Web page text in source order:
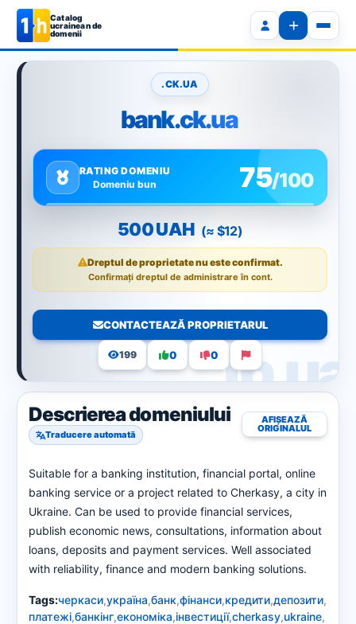
Catalog
ucrainean de
domenii
.CK.UA
bank.ck.ua
RATING DOMENIU
Domeniu bun
75/100
500 UAH (≈ $12)
Dreptul de proprietate nu este confirmat.
Confirmați dreptul de administrare în cont.
CONTACTEAZĂ PROPRIETARUL
199 0 0
Descrierea domeniului
Traducere automată
AFIȘEAZĂ
ORIGINALUL
Suitable for a banking institution, financial portal, online
banking service or a project related to Cherkasy, a city in
Ukraine. Can be used to provide financial services,
publish economic news, consultations, information about
loans, deposits and payment services. Well associated
with reliability, finance and modern banking solutions.
Tags:черкаси,україна,банк,фінанси,кредити,депозити,
платежі,банкінг,економіка,інвестиції,cherkasy,ukraine,